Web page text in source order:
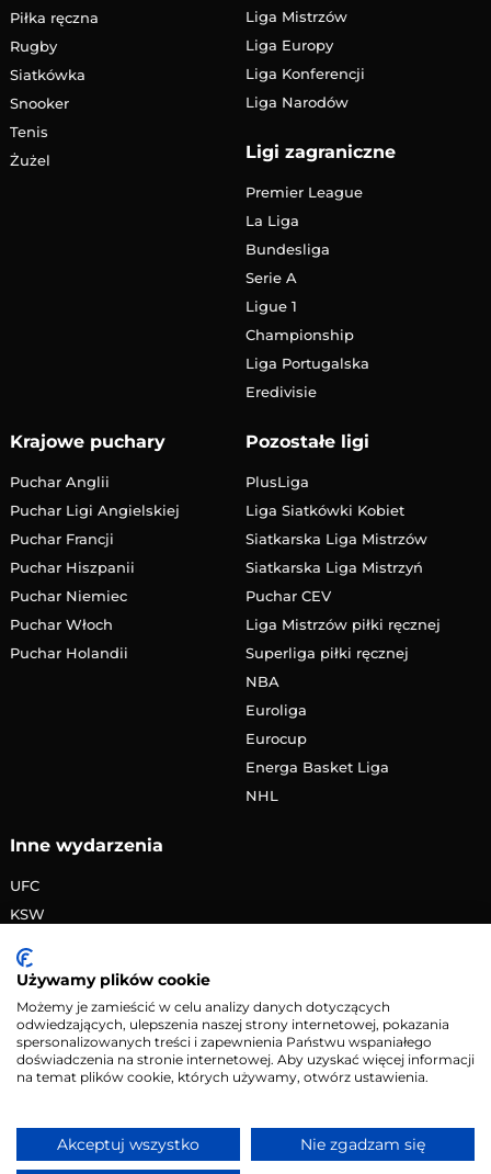
Piłka ręczna
Rugby
Siatkówka
Snooker
Tenis
Żużel
Liga Mistrzów
Liga Europy
Liga Konferencji
Liga Narodów
Ligi zagraniczne
Premier League
La Liga
Bundesliga
Serie A
Ligue 1
Championship
Liga Portugalska
Eredivisie
Krajowe puchary
Puchar Anglii
Puchar Ligi Angielskiej
Puchar Francji
Puchar Hiszpanii
Puchar Niemiec
Puchar Włoch
Puchar Holandii
Pozostałe ligi
PlusLiga
Liga Siatkówki Kobiet
Siatkarska Liga Mistrzów
Siatkarska Liga Mistrzyń
Puchar CEV
Liga Mistrzów piłki ręcznej
Superliga piłki ręcznej
NBA
Euroliga
Eurocup
Energa Basket Liga
NHL
Inne wydarzenia
UFC
KSW
PRIME MMA
Żużlowa Ekstraliga
Speedway Grand Prix
Skoki narciarskie
Kontakt•Reklama• Polityka prywatności
Używamy plików cookie
Możemy je zamieścić w celu analizy danych dotyczących
odwiedzających, ulepszenia naszej strony internetowej, pokazania
spersonalizowanych treści i zapewnienia Państwu wspaniałego
doświadczenia na stronie internetowej. Aby uzyskać więcej informacji
na temat plików cookie, których używamy, otwórz ustawienia.
Akceptuj wszystko Nie zgadzam się